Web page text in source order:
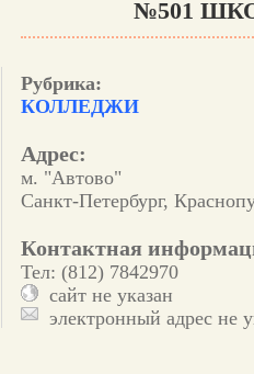
№501
Рубрика:
КОЛЛЕДЖИ
Адрес:
м. "Автово"
Санкт-Петербург,
Контактная
Тел: (812) 7842970
сайт не указан
электронный адрес не